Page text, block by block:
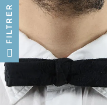
FILTRER